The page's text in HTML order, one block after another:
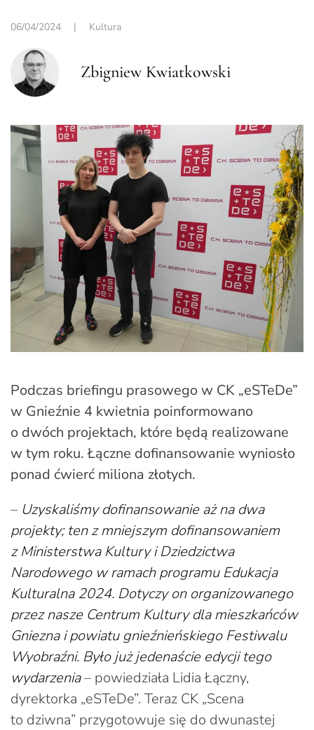
06/04/2024 | Kultura
Zbigniew Kwiatkowski
Podczas briefingu prasowego w CK „eSTeDe”
w Gnieźnie 4 kwietnia poinformowano
o dwóch projektach, które będą realizowane
w tym roku. Łączne dofinansowanie wyniosło
ponad ćwierć miliona złotych.
– Uzyskaliśmy dofinansowanie aż na dwa
projekty; ten z mniejszym dofinansowaniem
z Ministerstwa Kultury i Dziedzictwa
Narodowego w ramach programu Edukacja
Kulturalna 2024. Dotyczy on organizowanego
przez nasze Centrum Kultury dla mieszkańców
Gniezna i powiatu gnieźnieńskiego Festiwalu
Wyobraźni. Było już jedenaście edycji tego
wydarzenia– powiedziała Lidia Łączny,
dyrektorka „eSTeDe”. Teraz CK „Scena
to dziwna” przygotowuje się do dwunastej